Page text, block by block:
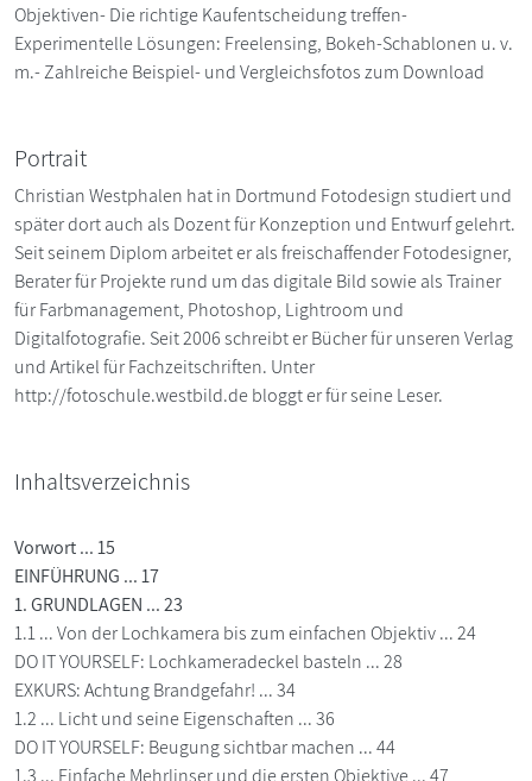
Objektiven- Die richtige Kaufentscheidung treffen-
Experimentelle Lösungen: Freelensing, Bokeh-Schablonen u. v.
m.- Zahlreiche Beispiel- und Vergleichsfotos zum Download
Portrait
Christian Westphalen hat in Dortmund Fotodesign studiert und
später dort auch als Dozent für Konzeption und Entwurf gelehrt.
Seit seinem Diplom arbeitet er als freischaffender Fotodesigner,
Berater für Projekte rund um das digitale Bild sowie als Trainer
für Farbmanagement, Photoshop, Lightroom und
Digitalfotografie. Seit 2006 schreibt er Bücher für unseren Verlag
und Artikel für Fachzeitschriften. Unter
http://fotoschule.westbild.de bloggt er für seine Leser.
Inhaltsverzeichnis
Vorwort ... 15
EINFÜHRUNG ... 17
1. GRUNDLAGEN ... 23
1.1 ... Von der Lochkamera bis zum einfachen Objektiv ... 24
DO IT YOURSELF: Lochkameradeckel basteln ... 28
EXKURS: Achtung Brandgefahr! ... 34
1.2 ... Licht und seine Eigenschaften ... 36
DO IT YOURSELF: Beugung sichtbar machen ... 44
1.3 ... Einfache Mehrlinser und die ersten Objektive ... 47